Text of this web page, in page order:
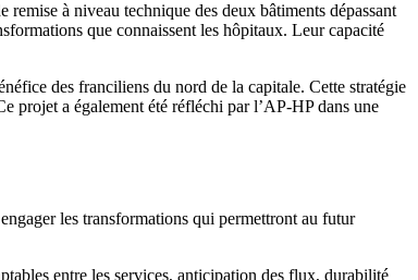
à niveau technique des deux bâtiments dépassant
que connaissent les hôpitaux. Leur capacité
des franciliens du nord de la capitale. Cette stratégie
projet a également été réfléchi par l’AP-HP dans une
les transformations qui permettront au futur
entre les services, anticipation des flux, durabilité